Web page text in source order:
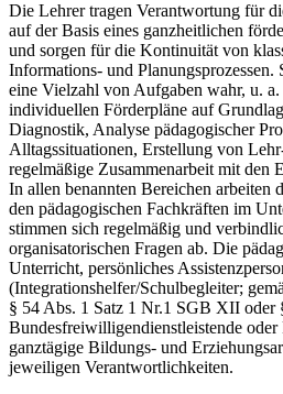
Die Lehrer tragen Verantwortung für
auf der Basis eines ganzheitlichen
und sorgen für die Kontinuität von
Informations- und Planungsprozessen.
eine Vielzahl von Aufgaben wahr, u.
individuellen Förderpläne auf
Diagnostik, Analyse pädagogischer
Alltagssituationen, Erstellung von
regelmäßige Zusammenarbeit mit den
In allen benannten Bereichen arbeiten
den pädagogischen Fachkräften im
stimmen sich regelmäßig und
organisatorischen Fragen ab. Die
Unterricht, persönliches
(Integrationshelfer/Schulbegleiter;
§ 54 Abs. 1 Satz 1 Nr.1 SGB XII
Bundesfreiwilligendienstleistende oder
ganztägige Bildungs- und
jeweiligen Verantwortlichkeiten.